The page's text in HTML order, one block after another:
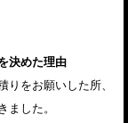
決めた理由
をお願いした所、
ました。